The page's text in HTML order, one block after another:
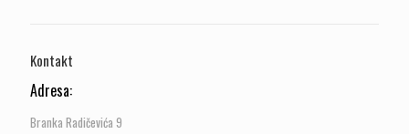
Kontakt
Adresa:
Branka Radičevića 9